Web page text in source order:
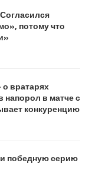
потому что
вратарях
напорол в матче с
конкуренцию
победную серию